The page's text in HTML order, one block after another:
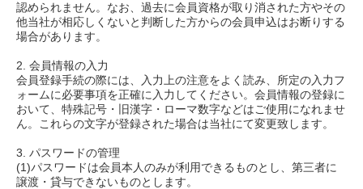
認められません。なお、過去に会員資格が取り消された方やその
他当社が相応しくないと判断した方からの会員申込はお断りする
場合があります。
2. 会員情報の入力
会員登録手続の際には、入力上の注意をよく読み、所定の入力フ
ォームに必要事項を正確に入力してください。会員情報の登録に
おいて、特殊記号・旧漢字・ローマ数字などはご使用になれませ
ん。これらの文字が登録された場合は当社にて変更致します。
3. パスワードの管理
(1)パスワードは会員本人のみが利用できるものとし、第三者に
譲渡・貸与できないものとします。